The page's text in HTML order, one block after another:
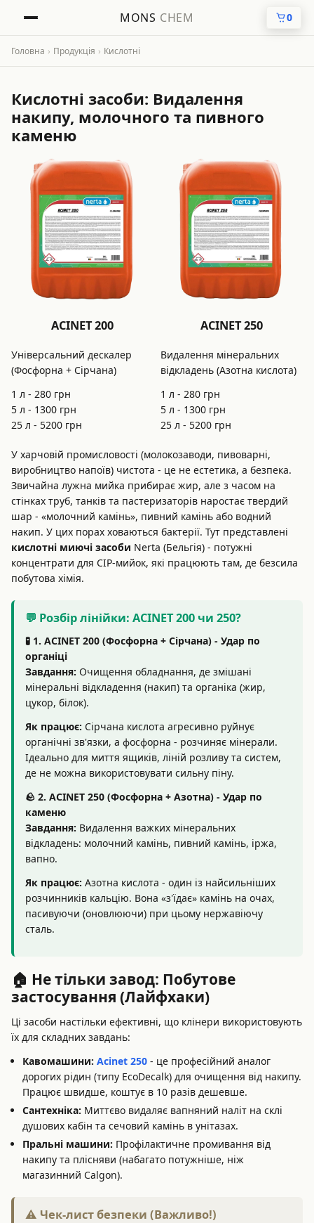
MONS CHEM 0
Головна › Продукція › Кислотні
Кислотні засоби: Видалення
накипу, молочного та пивного
каменю
ACINET 200
Універсальний дескалер
(Фосфорна + Сірчана)
1 л - 280 грн
5 л - 1300 грн
25 л - 5200 грн
ACINET 250
Видалення мінеральних
відкладень (Азотна кислота)
1 л - 280 грн
5 л - 1300 грн
25 л - 5200 грн
У харчовій промисловості (молокозаводи, пивоварні,
виробництво напоїв) чистота - це не естетика, а безпека.
Звичайна лужна мийка прибирає жир, але з часом на
стінках труб, танків та пастеризаторів наростає твердий
шар - «молочний камінь», пивний камінь або водний
накип. У цих порах ховаються бактерії. Тут представлені
кислотні миючі засоби Nerta (Бельгія) - потужні
концентрати для CIP-мийок, які працюють там, де безсила
побутова хімія.
💬 Розбір лінійки: ACINET 200 чи 250?
🧪 1. ACINET 200 (Фосфорна + Сірчана) - Удар по
органіці
Завдання: Очищення обладнання, де змішані
мінеральні відкладення (накип) та органіка (жир,
цукор, білок).
Як працює: Сірчана кислота агресивно руйнує
органічні зв'язки, а фосфорна - розчиняє мінерали.
Ідеально для миття ящиків, ліній розливу та систем,
де не можна використовувати сильну піну.
🪨 2. ACINET 250 (Фосфорна + Азотна) - Удар по
каменю
Завдання: Видалення важких мінеральних
відкладень: молочний камінь, пивний камінь, іржа,
вапно.
Як працює: Азотна кислота - один із найсильніших
розчинників кальцію. Вона «з'їдає» камінь на очах,
пасивуючи (оновлюючи) при цьому нержавіючу
сталь.
🏠 Не тільки завод: Побутове
застосування (Лайфхаки)
Ці засоби настільки ефективні, що клінери використовують
їх для складних завдань:
Кавомашини: Acinet 250 - це професійний аналог
дорогих рідин (типу EcoDecalk) для очищення від накипу.
Працює швидше, коштує в 10 разів дешевше.
Сантехніка: Миттєво видаляє вапняний наліт на склі
душових кабін та сечовий камінь в унітазах.
Пральні машини: Профілактичне промивання від
накипу та плісняви (набагато потужніше, ніж
магазинний Calgon).
⚠️ Чек-лист безпеки (Важливо!)